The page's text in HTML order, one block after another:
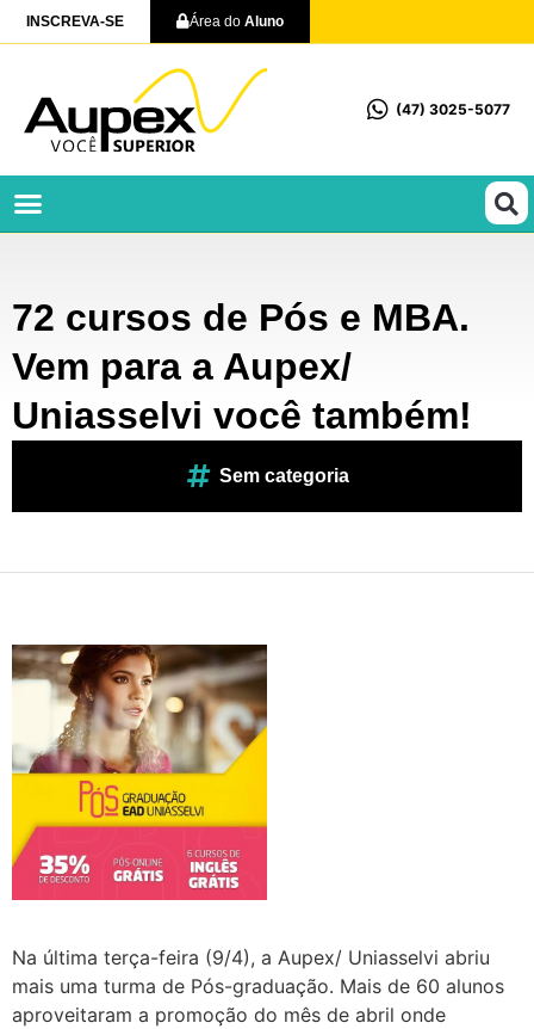
INSCREVA-SE Área do Aluno
(47) 3025-5077
72 cursos de Pós e MBA.
Vem para a Aupex/
Uniasselvi você também!
Sem categoria
Na última terça-feira (9/4), a Aupex/ Uniasselvi abriu
mais uma turma de Pós-graduação. Mais de 60 alunos
aproveitaram a promoção do mês de abril onde